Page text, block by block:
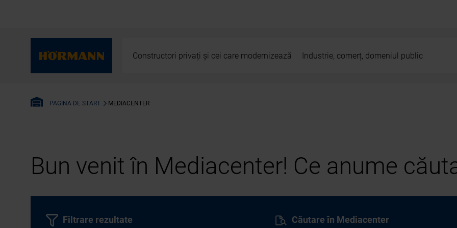
Constructori privați și cei care modernizează Industrie, comerț, domeniul public
PAGINA DE START MEDIACENTER
Bun venit în Mediacenter! Ce anume
Căutare în Mediacenter
Filtrare rezultate